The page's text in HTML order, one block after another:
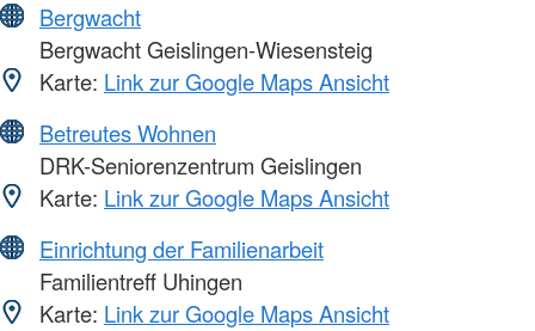
Bergwacht
Bergwacht Geislingen-Wiesensteig
Karte: Link zur Google Maps Ansicht
Betreutes Wohnen
DRK-Seniorenzentrum Geislingen
Karte: Link zur Google Maps Ansicht
Einrichtung der Familienarbeit
Familientreff Uhingen
Karte: Link zur Google Maps Ansicht